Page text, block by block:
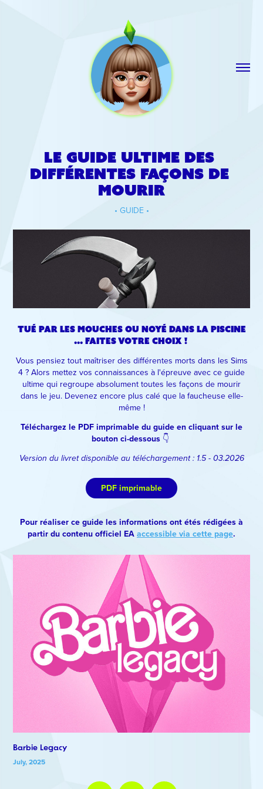
Le guide ultime des
différentes façons de
mourir
• GUIDE •
tué par les mouches ou noyé dans la piscine
... faites votre choix !
Vous pensiez tout maîtriser des différentes morts dans les Sims
4 ? Alors mettez vos connaissances à l'épreuve avec ce guide
ultime qui regroupe absolument toutes les façons de mourir
dans le jeu. Devenez encore plus calé que la faucheuse elle-
même !
Téléchargez le PDF imprimable du guide en cliquant sur le
bouton ci-dessous 👇​​​​​​​
Version du livret disponible au téléchargement : 1.5 - 03.2026
PDF imprimable
Pour réaliser ce guide les informations ont étés rédigées à
partir du contenu officiel EA accessible via cette page.
Barbie Legacy
July, 2025